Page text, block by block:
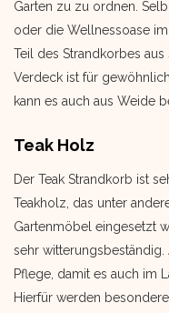
Garten zu zu ordnen.
oder die Wellnessoase
Teil des Strandkorbes
Verdeck ist für
kann es auch aus Weide
Teak Holz
Der Teak Strandkorb ist
Teakholz, das unter
Gartenmöbel eingesetzt
sehr
Pflege, damit es auch im
Hierfür werden